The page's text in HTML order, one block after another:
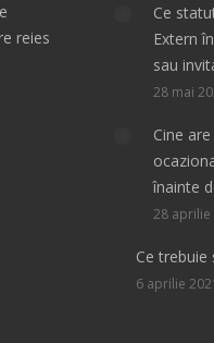
reies
Ce
Extern
sau
28 mai
Cine
înainte
28 aprilie
Ce
6 aprilie